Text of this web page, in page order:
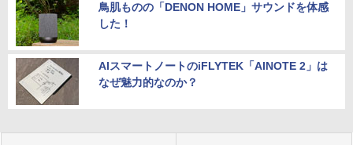
鳥肌ものの「DENON HOME」サウンドを体感
した！
AIスマートノートのiFLYTEK「AINOTE 2」は
なぜ魅力的なのか？